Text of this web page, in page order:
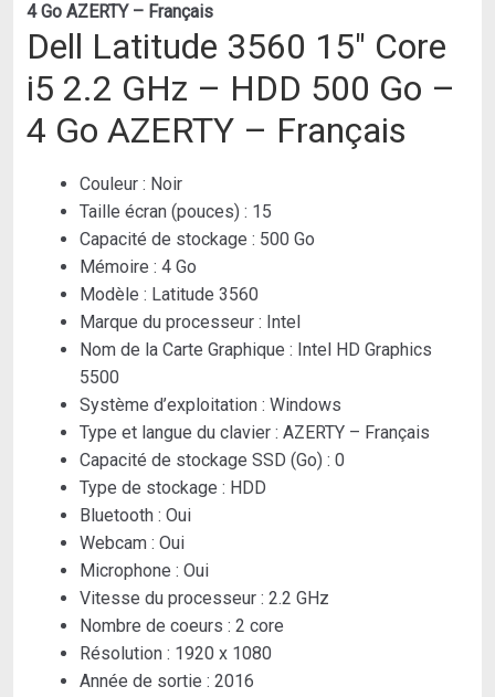
D’OCCASION-
Reconditionné
4 Go AZERTY – Français
Dell Latitude 3560 15″ Core
i5 2.2 GHz – HDD 500 Go –
4 Go AZERTY – Français
Couleur : Noir
Taille écran (pouces) : 15
Capacité de stockage : 500 Go
Mémoire : 4 Go
Modèle : Latitude 3560
Marque du processeur : Intel
Nom de la Carte Graphique : Intel HD Graphics
5500
Système d’exploitation : Windows
Type et langue du clavier : AZERTY – Français
Capacité de stockage SSD (Go) : 0
Type de stockage : HDD
Bluetooth : Oui
Webcam : Oui
Microphone : Oui
Vitesse du processeur : 2.2 GHz
Nombre de coeurs : 2 core
Résolution : 1920 x 1080
Année de sortie : 2016